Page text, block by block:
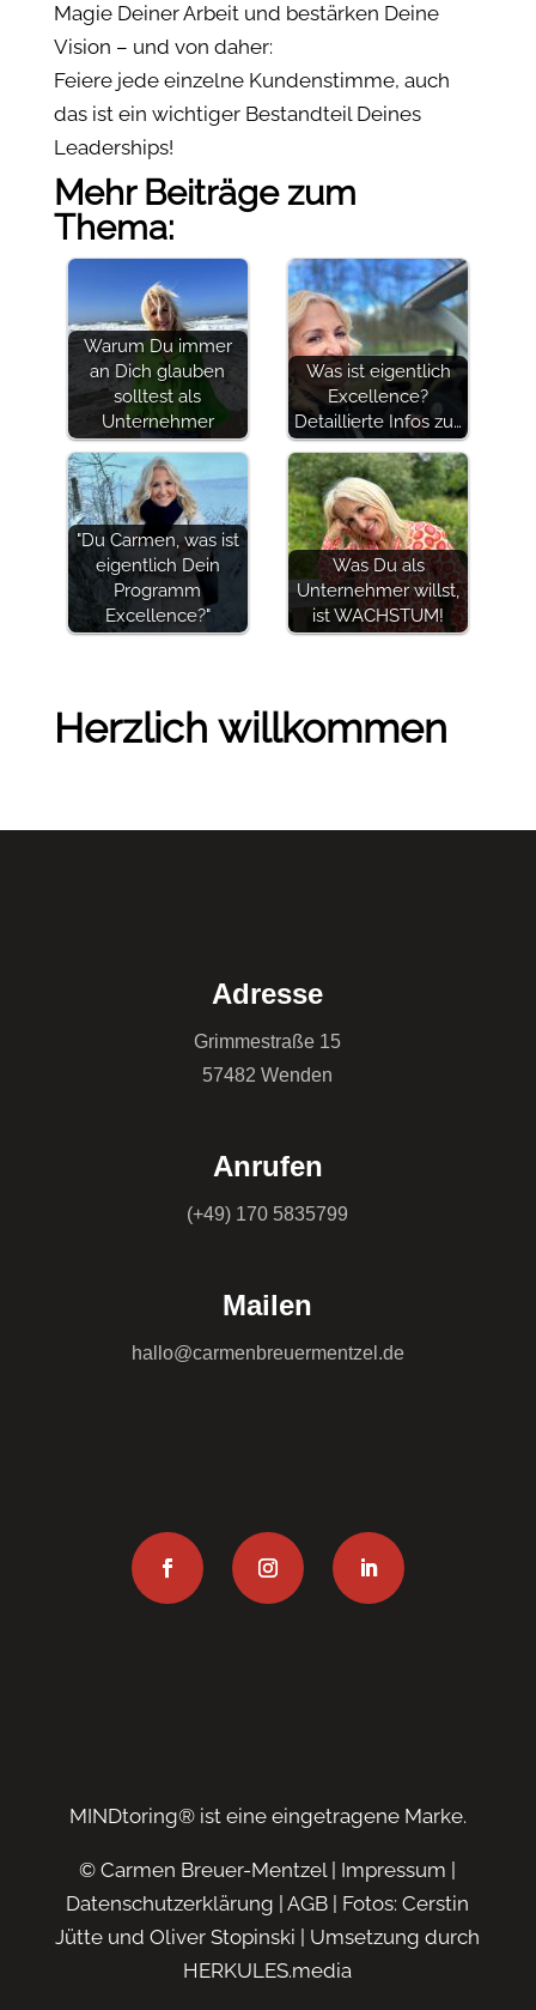
Magie Deiner Arbeit und bestärken Deine
Vision – und von daher:
Feiere jede einzelne Kundenstimme, auch
das ist ein wichtiger Bestandteil Deines
Leaderships!
Mehr Beiträge zum
Thema:
Warum Du immer
an Dich glauben
solltest als
Unternehmer
Was ist eigentlich
Excellence?
Detaillierte Infos zu…
"Du Carmen, was ist
eigentlich Dein
Programm
Excellence?"
Was Du als
Unternehmer willst,
ist WACHSTUM!
Herzlich willkommen
Adresse
Grimmestraße 15
57482 Wenden
Anrufen
(+49) 170 5835799
Mailen
hallo@carmenbreuermentzel.de
MINDtoring® ist eine eingetragene Marke.
© Carmen Breuer-Mentzel | Impressum
Datenschutzerklärung |AGB | Fotos: Cerstin
Jütte und Oliver Stopinski | Umsetzung durch
HERKULES.media